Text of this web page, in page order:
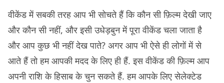
वीकेंड में सबकी तरह आप भी सोचते हैं कि कौन सी फ़िल्म देखी जाए
और कौन सी नहीं, और इसी उधेड़बुन में पूरा वीकेंड चला जाता है
और आप कुछ भी नहीं देख पाते? अगर आप भी ऐसे ही लोगों में से
आते हैं तो हम आपकी मदद के लिए ही हैं. इस वीकेंड की फ़िल्म आप
अपनी राशि के हिसाब के चुन सकते हैं. हम आपके लिए सेलेक्टेड